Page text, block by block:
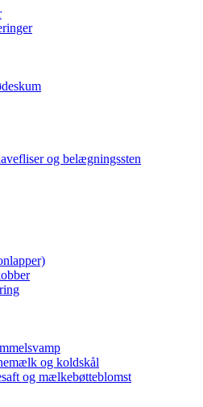
og belægningssten
og koldskål
og mælkebøtteblomst